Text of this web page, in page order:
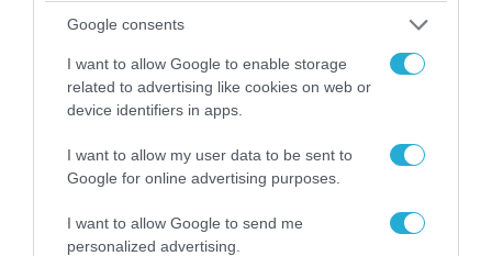
Google consents
I want to allow Google to enable storage
related to advertising like cookies on web or
device identifiers in apps.
I want to allow my user data to be sent to
Google for online advertising purposes.
I want to allow Google to send me
personalized advertising.
06.08.2026 | 09:03
«Οι εντελώς αθώοι»: Η ανάρτηση του Αρκά για
Αττικής (φωτο)